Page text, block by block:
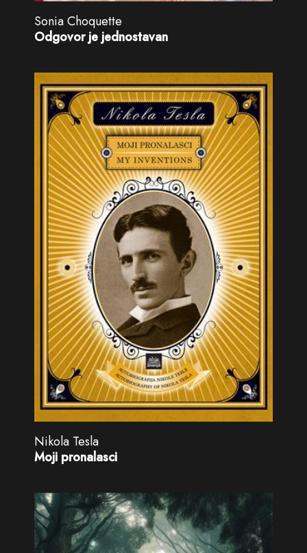
Sonia Choquette
Odgovor je jednostavan
Nikola Tesla
Moji pronalasci